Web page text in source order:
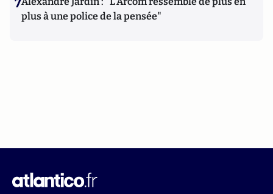
7
plus à une police de la pensée"